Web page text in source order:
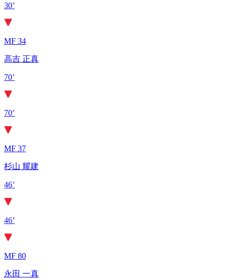
30’
MF 34
高吉 正真
70’
70’
MF 37
杉山 耀建
46’
46’
MF 80
永田 一真